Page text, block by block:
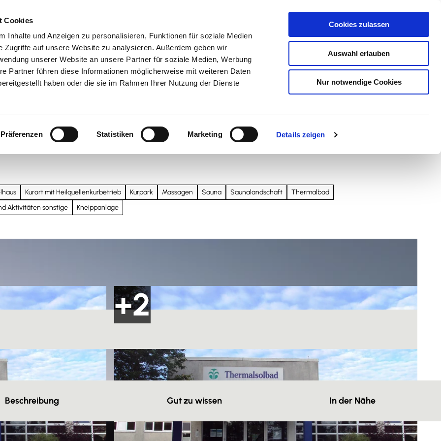
Cookies
Inhalte und Anzeigen zu personalisieren, Funktionen für soziale Medien
Zugriffe auf unsere Website zu analysieren. Außerdem geben wir
unserer Website an unsere Partner für soziale Medien, Werbung
Partner führen diese Informationen möglicherweise mit weiteren Daten
haben oder die sie im Rahmen Ihrer Nutzung der Dienste
Präferenzen Statistiken Marketing Details zeigen
Cookies zulassen
Auswahl erlauben
Nur notwendige Cookies
Genuss Suche Veranstaltungen
Kurort mit Heilquellenkurbetrieb Kurpark Massagen Sauna Saunalandschaft
Thermalbad
Aktivitäten sonstige Kneippanlage
Beschreibung Gut zu wissen In der Nähe